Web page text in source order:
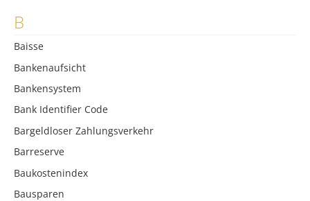
B
Baisse
Bankenaufsicht
Bankensystem
Bank Identifier Code
Bargeldloser Zahlungsverkehr
Barreserve
Baukostenindex
Bausparen